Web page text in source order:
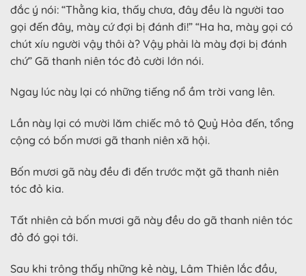
đắc ý nói: “Thằng kia, thấy chưa, đây đều là người tao
gọi đến đây, mày cứ đợi bị đánh đi!” “Ha ha, mày gọi có
chút xíu người vậy thôi à? Vậy phải là mày đợi bị đánh
chứ” Gã thanh niên tóc đỏ cười lớn nói.
Ngay lúc này lại có những tiếng nổ ầm trời vang lên.
Lần này lại có mười lăm chiếc mô tô Quỷ Hỏa đến, tổng
cộng có bốn mươi gã thanh niên xã hội.
Bốn mươi gã này đều đi đến trước mặt gã thanh niên
tóc đỏ kia.
Tất nhiên cả bốn mươi gã này đều do gã thanh niên tóc
đỏ đó gọi tới.
Sau khi trông thấy những kẻ này, Lâm Thiên lắc đầu,